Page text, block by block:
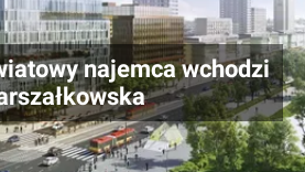
najemca wchodzi